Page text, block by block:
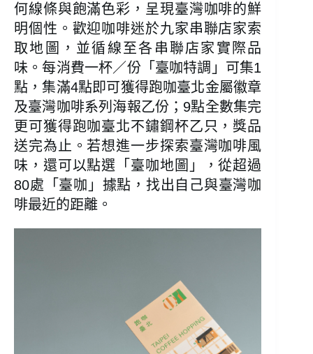
何線條與飽滿色彩，呈現臺灣咖啡的鮮
明個性。歡迎咖啡迷於九家串聯店家索
取地圖，並循線至各串聯店家實際品
味。每消費一杯／份「臺咖特調」可集1
點，集滿4點即可獲得跑咖臺北金屬徽章
及臺灣咖啡系列海報乙份；9點全數集完
更可獲得跑咖臺北不鏽鋼杯乙只，獎品
送完為止。若想進一步探索臺灣咖啡風
味，還可以點選「臺咖地圖」，從超過
80處「臺咖」據點，找出自己與臺灣咖
啡最近的距離。